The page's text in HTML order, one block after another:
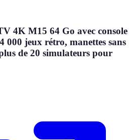
4K M15 64 Go avec console
000 jeux rétro, manettes sans
de 20 simulateurs pour